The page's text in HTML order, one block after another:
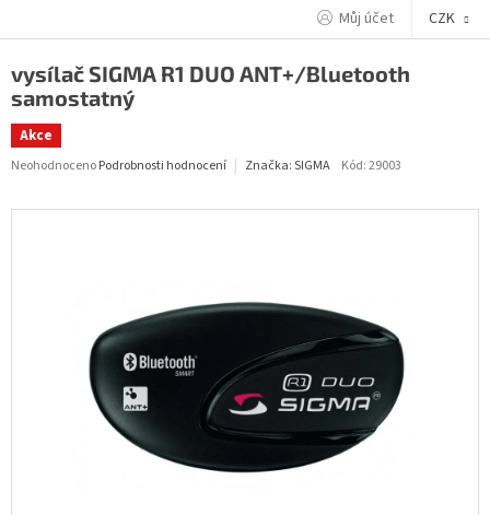
Můj účet CZK
vysílač SIGMA R1 DUO ANT+/Bluetooth
samostatný
Akce
Průměrné
NeohodnocenoPodrobnosti hodnocení Značka:SIGMA Kód:29003